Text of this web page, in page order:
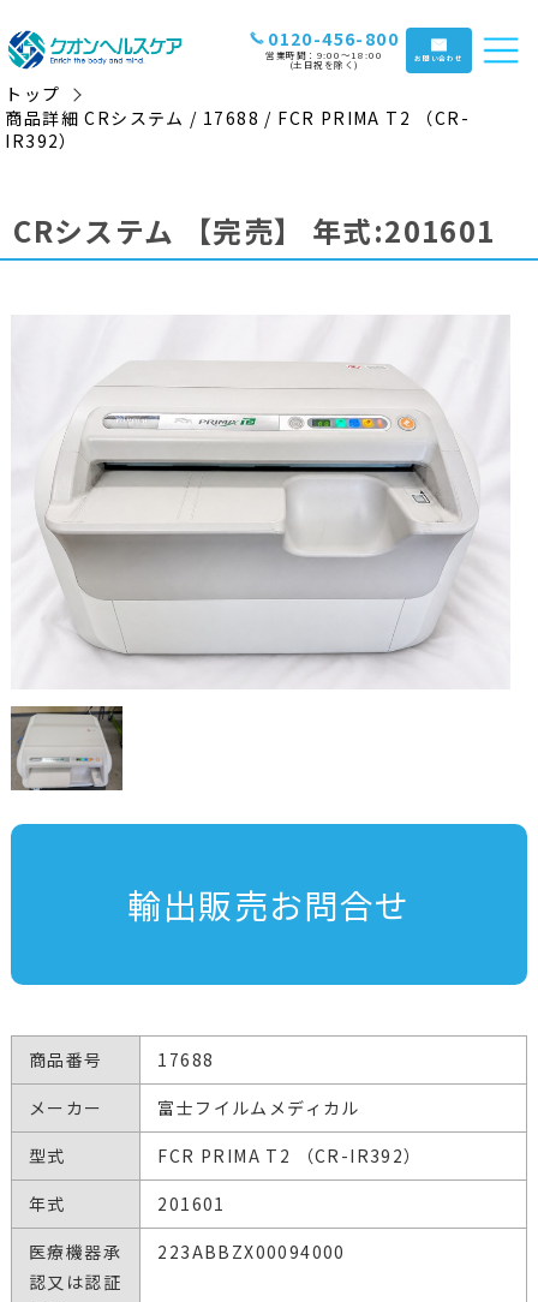
0120-456-800
営業時間：9:00〜18:00
(土日祝を除く) お問い合わせ
トップ
商品詳細 CRシステム / 17688 / FCR PRIMA T2 （CR-
IR392）
CRシステム 【完売】 年式:201601
輸出販売お問合せ
商品番号
17688
メーカー
富士フイルムメディカル
型式
FCR PRIMA T2 （CR-IR392）
年式
201601
医療機器承
認又は認証
223ABBZX00094000